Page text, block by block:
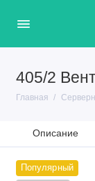
405/2
Главная
Описание
Популярный